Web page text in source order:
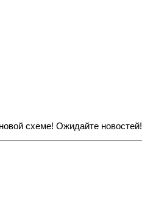
схеме! Ожидайте новостей!